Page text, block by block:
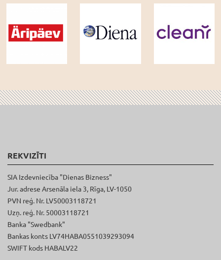
REKVIZĪTI
SIA Izdevniecība "Dienas Bizness"
Jur. adrese Arsenāla iela 3, Rīga, LV-1050
PVN reģ. Nr. LV50003118721
Uzņ. reģ. Nr. 50003118721
Banka "Swedbank"
Bankas konts LV74HABA0551039293094
SWIFT kods HABALV22